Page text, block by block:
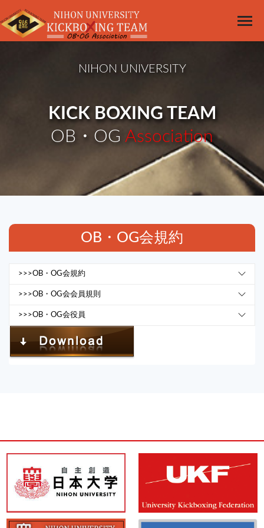
NIHON UNIVERSITY
KICK BOXING TEAM
OB・OG Association
OB・OG会規約
>>>OB・OG会規約
>>>OB・OG会会員規則
>>>OB・OG会役員